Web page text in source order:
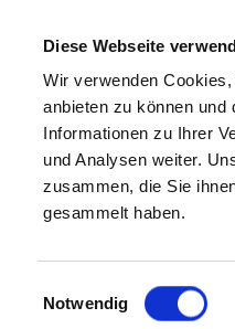
Diese Webseite
Wir verwenden
anbieten zu können und
Informationen zu Ihrer
und Analysen weiter.
zusammen, die Sie
gesammelt haben.
Einwilligungsauswahl
Notwendig